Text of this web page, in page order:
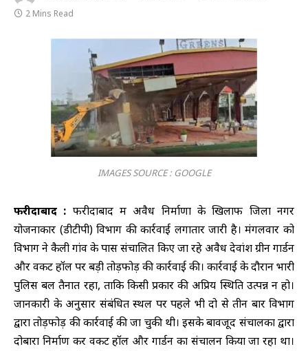
2 Mins Read
IMAGES SOURCE : GOOGLE
फरीदाबाद : फरीदाबाद में अवैध निर्माणों के खिलाफ जिला नगर
योजनाकार (डीटीपी) विभाग की कार्रवाई लगातार जारी है। मंगलवार को
विभाग ने कैली गांव के पास संचालित किए जा रहे अवैध देवांश ग्रीन गार्डन
और वेंकट हॉल पर बड़ी तोड़फोड़ की कार्रवाई की। कार्रवाई के दौरान भारी
पुलिस बल तैनात रहा, ताकि किसी प्रकार की अप्रिय स्थिति उत्पन्न न हो।
जानकारी के अनुसार संबंधित स्थल पर पहले भी दो से तीन बार विभाग
द्वारा तोड़फोड़ की कार्रवाई की जा चुकी थी। इसके बावजूद संचालकों द्वारा
दोबारा निर्माण कर वेंकट हॉल और गार्डन का संचालन किया जा रहा था।